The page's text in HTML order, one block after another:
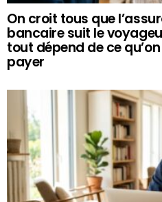
On croit tous que
bancaire suit le
tout dépend de ce
payer